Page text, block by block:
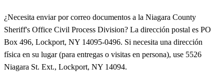
¿Necesita enviar por correo documentos a la Niagara County
Sheriff's Office Civil Process Division? La dirección postal es PO
Box 496, Lockport, NY 14095-0496. Si necesita una dirección
física en su lugar (para entregas o visitas en persona), use 5526
Niagara St. Ext., Lockport, NY 14094.